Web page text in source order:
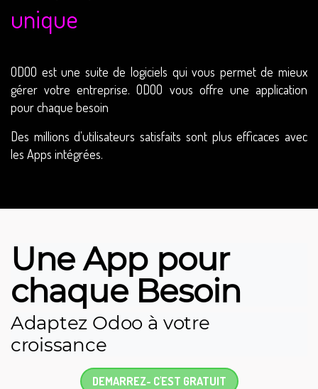
unique
ODOO est une suite de logiciels qui vous permet de mieux
gérer votre entreprise. ODOO vous offre une application
pour chaque besoin
Des millions d'utilisateurs satisfaits sont plus efficaces avec
les Apps intégrées.
UneApppour
chaqueBesoin
Adaptez Odoo à votre
croissance
DEMARREZ- C'EST GRATUIT